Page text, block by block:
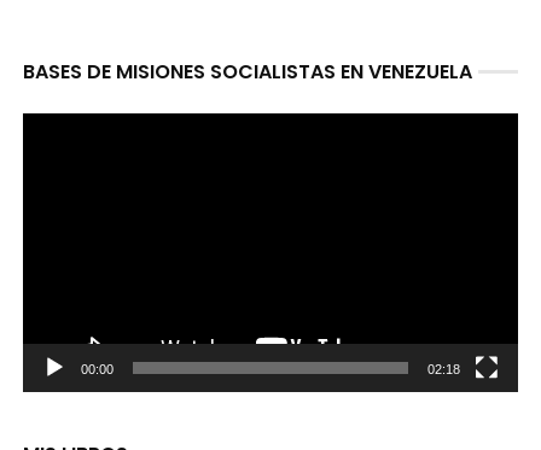
BASES DE MISIONES SOCIALISTAS EN VENEZUELA
00:00 02:18